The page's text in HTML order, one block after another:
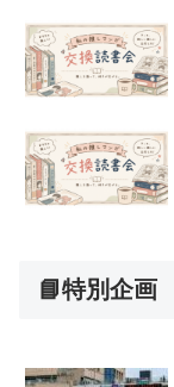
📘特別企画